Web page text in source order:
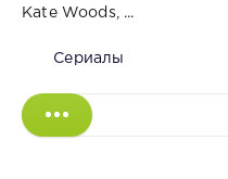
Kate Woods, ...
Сериалы